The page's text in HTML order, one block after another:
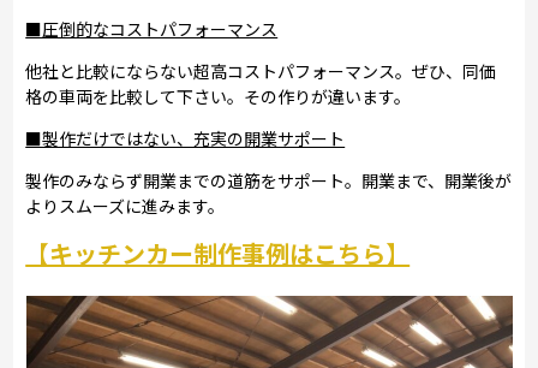
■圧倒的なコストパフォーマンス
他社と比較にならない超高コストパフォーマンス。ぜひ、同価
格の車両を比較して下さい。その作りが違います。
■製作だけではない、充実の開業サポート
製作のみならず開業までの道筋をサポート。開業まで、開業後が
よりスムーズに進みます。
【キッチンカー制作事例はこちら】